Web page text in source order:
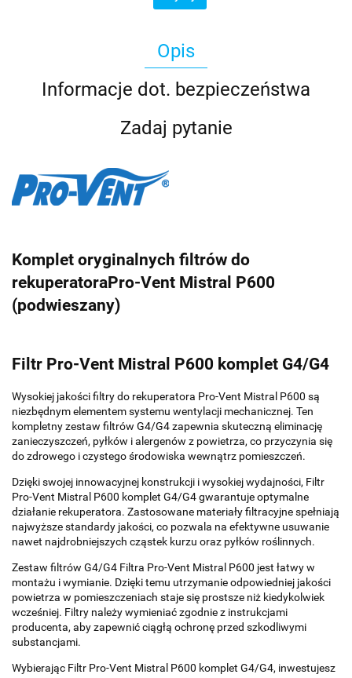
Opis
Informacje dot. bezpieczeństwa
Zadaj pytanie
Komplet oryginalnych filtrów do
rekuperatoraPro-Vent Mistral P600
(podwieszany)
Filtr Pro-Vent Mistral P600 komplet G4/G4
Wysokiej jakości filtry do rekuperatora Pro-Vent Mistral P600 są
niezbędnym elementem systemu wentylacji mechanicznej. Ten
kompletny zestaw filtrów G4/G4 zapewnia skuteczną eliminację
zanieczyszczeń, pyłków i alergenów z powietrza, co przyczynia się
do zdrowego i czystego środowiska wewnątrz pomieszczeń.
Dzięki swojej innowacyjnej konstrukcji i wysokiej wydajności, Filtr
Pro-Vent Mistral P600 komplet G4/G4 gwarantuje optymalne
działanie rekuperatora. Zastosowane materiały filtracyjne spełniają
najwyższe standardy jakości, co pozwala na efektywne usuwanie
nawet najdrobniejszych cząstek kurzu oraz pyłków roślinnych.
Zestaw filtrów G4/G4 Filtra Pro-Vent Mistral P600 jest łatwy w
montażu i wymianie. Dzięki temu utrzymanie odpowiedniej jakości
powietrza w pomieszczeniach staje się prostsze niż kiedykolwiek
wcześniej. Filtry należy wymieniać zgodnie z instrukcjami
producenta, aby zapewnić ciągłą ochronę przed szkodliwymi
substancjami.
Wybierając Filtr Pro-Vent Mistral P600 komplet G4/G4, inwestujesz